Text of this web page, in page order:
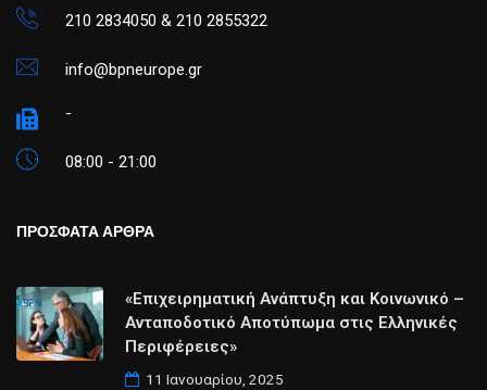
210 2834050 & 210 2855322
info@bpneurope.gr
-
08:00 - 21:00
ΠΡΟΣΦΑΤΑ ΑΡΘΡΑ
«Επιχειρηματική Ανάπτυξη και Κοινωνικό –
Ανταποδοτικό Αποτύπωμα στις Ελληνικές
Περιφέρειες»
11 Ιανουαρίου, 2025